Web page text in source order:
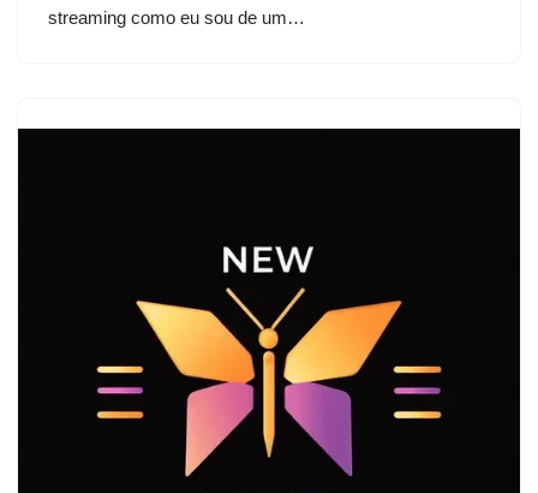
streaming como eu sou de um…